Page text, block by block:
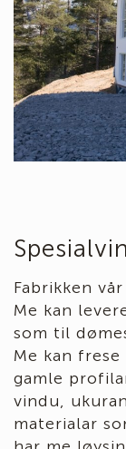
Fabrikken
Me kan
som til
Me kan
gamle
vindu,
materialar